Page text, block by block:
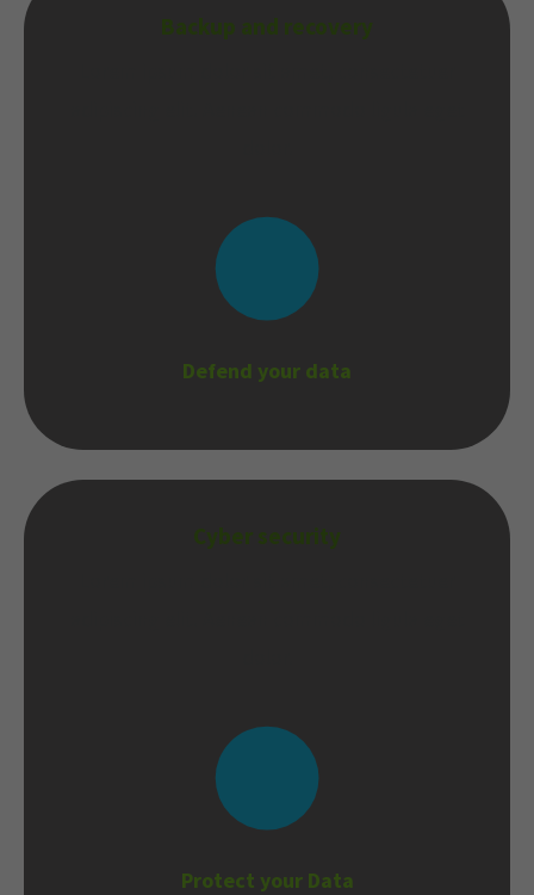
Backup and recovery
Defend your data
Cyber security
Protect your Data